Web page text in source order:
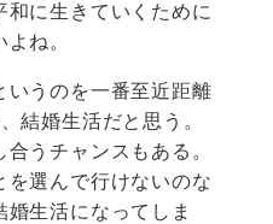
和に生きていくために
ね。
いうのを一番至近距離
結婚生活だと思う。
うチャンスもある。
を選んで行けないのな
生活になってしま